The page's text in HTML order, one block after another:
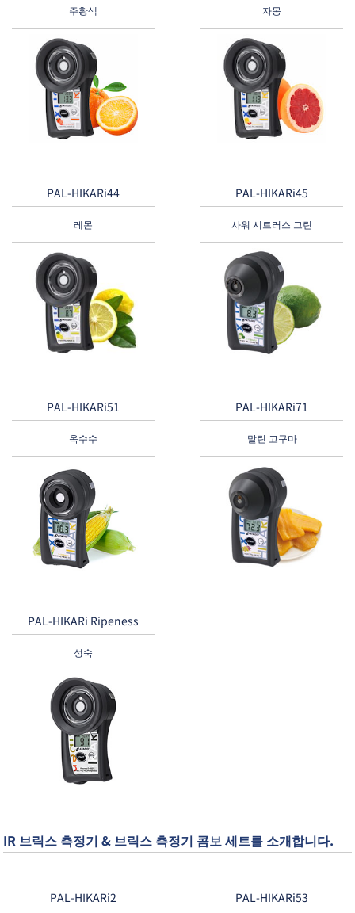
주황색 자몽
PAL-HIKARi44
레몬
PAL-HIKARi45
사워 시트러스 그린
PAL-HIKARi51
옥수수
PAL-HIKARi71
말린 고구마
PAL-HIKARi Ripeness
성숙
IR 브릭스 측정기 & 브릭스 측정기 콤보 세트를 소개합니다.
PAL-HIKARi2 PAL-HIKARi53